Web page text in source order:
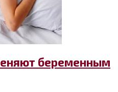
беременным